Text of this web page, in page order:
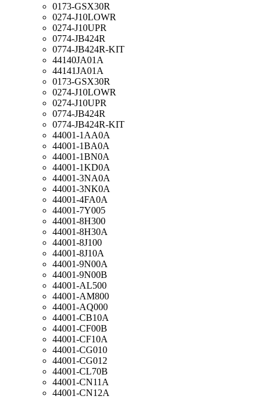
0173-GSX30R
0274-J10LOWR
0274-J10UPR
0774-JB424R
0774-JB424R-KIT
44140JA01A
44141JA01A
0173-GSX30R
0274-J10LOWR
0274-J10UPR
0774-JB424R
0774-JB424R-KIT
44001-1AA0A
44001-1BA0A
44001-1BN0A
44001-1KD0A
44001-3NA0A
44001-3NK0A
44001-4FA0A
44001-7Y005
44001-8H300
44001-8H30A
44001-8J100
44001-8J10A
44001-9N00A
44001-9N00B
44001-AL500
44001-AM800
44001-AQ000
44001-CB10A
44001-CF00B
44001-CF10A
44001-CG010
44001-CG012
44001-CL70B
44001-CN11A
44001-CN12A